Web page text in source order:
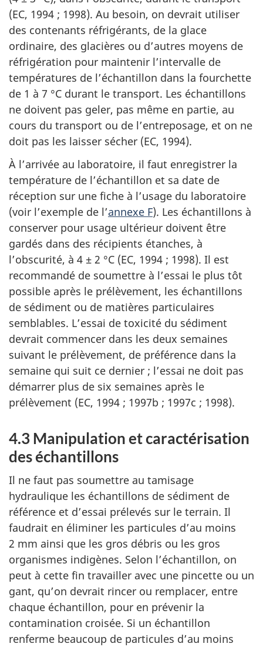
(EC, 1994 ; 1998). Au besoin, on devrait utiliser
des contenants réfrigérants, de la glace
ordinaire, des glacières ou d’autres moyens de
réfrigération pour maintenir l’intervalle de
températures de l’échantillon dans la fourchette
de 1 à 7 °C durant le transport. Les échantillons
ne doivent pas geler, pas même en partie, au
cours du transport ou de l’entreposage, et on ne
doit pas les laisser sécher (EC, 1994).
À l’arrivée au laboratoire, il faut enregistrer la
température de l’échantillon et sa date de
réception sur une fiche à l’usage du laboratoire
(voir l’exemple de l’annexe F). Les échantillons à
conserver pour usage ultérieur doivent être
gardés dans des récipients étanches, à
l’obscurité, à 4 ± 2 °C (EC, 1994 ; 1998). Il est
recommandé de soumettre à l’essai le plus tôt
possible après le prélèvement, les échantillons
de sédiment ou de matières particulaires
semblables. L’essai de toxicité du sédiment
devrait commencer dans les deux semaines
suivant le prélèvement, de préférence dans la
semaine qui suit ce dernier ; l’essai ne doit pas
démarrer plus de six semaines après le
prélèvement (EC, 1994 ; 1997b ; 1997c ; 1998).
4.3 Manipulation et caractérisation
des échantillons
Il ne faut pas soumettre au tamisage
hydraulique les échantillons de sédiment de
référence et d’essai prélevés sur le terrain. Il
faudrait en éliminer les particules d’au moins
2 mm ainsi que les gros débris ou les gros
organismes indigènes. Selon l’échantillon, on
peut à cette fin travailler avec une pincette ou un
gant, qu’on devrait rincer ou remplacer, entre
chaque échantillon, pour en prévenir la
contamination croisée. Si un échantillon
renferme beaucoup de particules d’au moins